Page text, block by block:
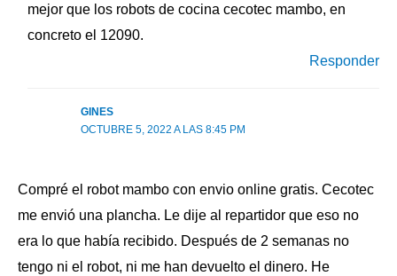
mejor que los robots de cocina cecotec mambo, en
concreto el 12090.
Responder
GINES
OCTUBRE 5, 2022 A LAS 8:45 PM
Compré el robot mambo con envio online gratis. Cecotec
me envió una plancha. Le dije al repartidor que eso no
era lo que había recibido. Después de 2 semanas no
tengo ni el robot, ni me han devuelto el dinero. He